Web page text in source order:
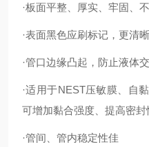
·板面平整、厚实、牢固、
·表面黑色应刷标记，更清
·管口边缘凸起，防止液体
·适用于NEST压敏膜、自
可增加黏合强度、提高密封
·管间、管内稳定性佳